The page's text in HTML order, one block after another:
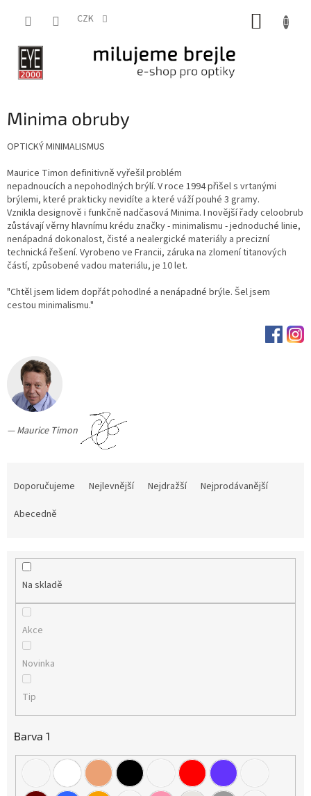
CZK
Minima obruby
OPTICKÝ MINIMALISMUS
Maurice Timon definitivně vyřešil problém
nepadnoucích a nepohodlných brýlí. V roce 1994 přišel s vrtanými
brýlemi, které prakticky nevidíte a které váží pouhé 3 gramy.
Vznikla designově i funkčně nadčasová Minima. I novější řady celoobrub
zůstávají věrny hlavnímu krédu značky - minimalismu - jednoduché linie,
nenápadná dokonalost, čisté a nealergické materiály a precizní
technická řešení. Vyrobeno ve Francii, záruka na zlomení titanových
částí, způsobené vadou materiálu, je 10 let.
"Chtěl jsem lidem dopřát pohodlné a nenápadné brýle. Šel jsem
cestou minimalismu."
— Maurice Timon
Doporučujeme Nejlevnější Nejdražší
Nejprodávanější
Abecedně
Na skladě
Akce
Novinka
Tip
Barva 1